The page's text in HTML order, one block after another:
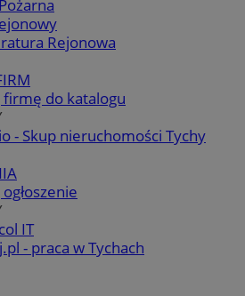
Rejonowa
firmę do katalogu
- Skup nieruchomości Tychy
IT
- praca w Tychach